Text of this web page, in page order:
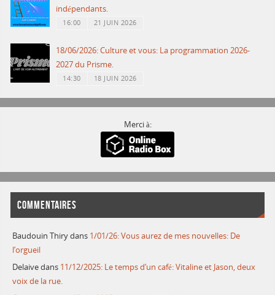
indépendants.
16:00 21 JUIN 2026
18/06/2026: Culture et vous: La programmation 2026-
2027 du Prisme.
14:30 18 JUIN 2026
Merci à:
COMMENTAIRES
Baudouin Thirydans 1/01/26: Vous aurez de mes nouvelles: De
l’orgueil
Delaivedans 11/12/2025: Le temps d’un café: Vitaline et Jason, deux
voix de la rue.